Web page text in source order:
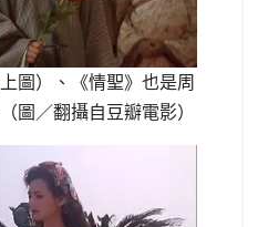
圖）、《情聖》也是周
圖／翻攝自豆瓣電影）